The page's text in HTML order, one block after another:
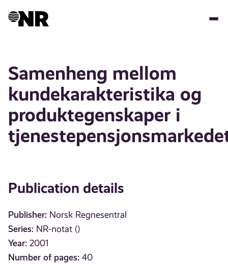
Samenheng mellom
kundekarakteristika og
produktegenskaper i
Publication details
Publisher: Norsk Regnesentral
Series: NR-notat ()
Year: 2001
Number of pages: 40